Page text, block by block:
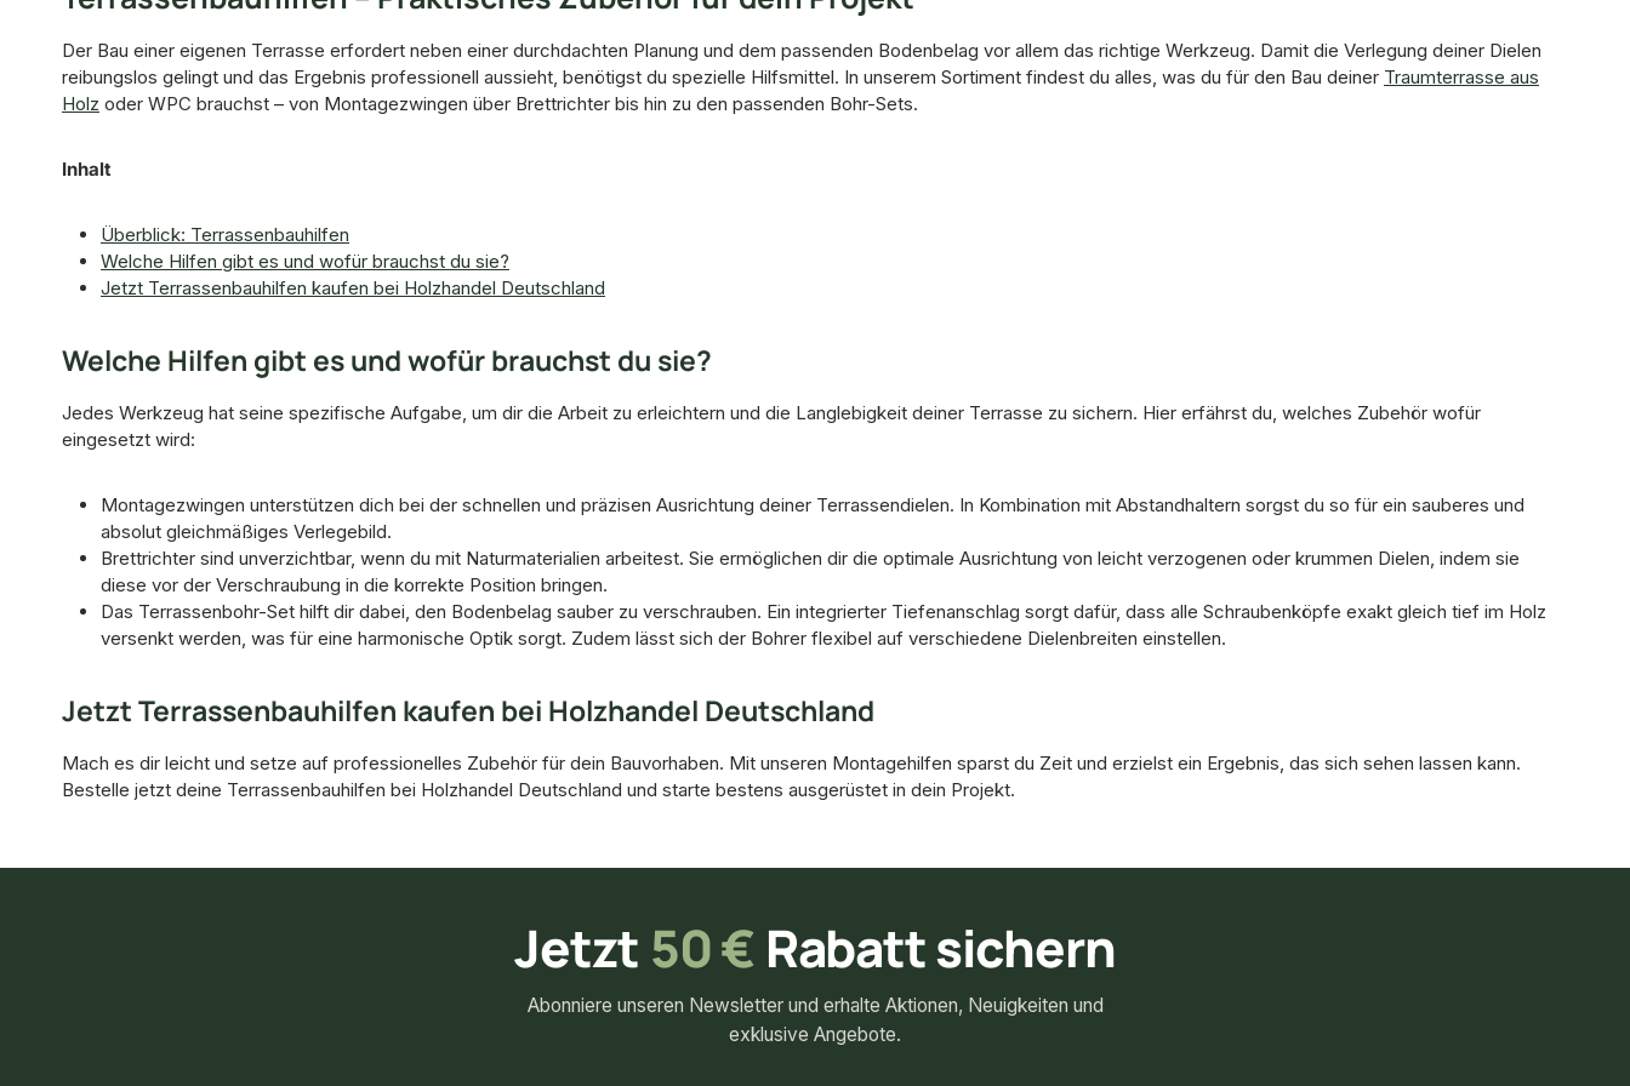
Der Bau einer eigenen Terrasse erfordert neben einer durchdachten Planung und dem passenden Bodenbelag vor allem das richtige Werkzeug. Damit die Verlegung deiner Dielen
reibungslos gelingt und das Ergebnis professionell aussieht, benötigst du spezielle Hilfsmittel. In unserem Sortiment findest du alles, was du für den Bau deiner Traumterrasse aus
Holz oder WPC brauchst – von Montagezwingen über Brettrichter bis hin zu den passenden Bohr-Sets.
Inhalt
Überblick: Terrassenbauhilfen
Welche Hilfen gibt es und wofür brauchst du sie?
Jetzt Terrassenbauhilfen kaufen bei Holzhandel Deutschland
Welche Hilfen gibt es und wofür brauchst du sie?
Jedes Werkzeug hat seine spezifische Aufgabe, um dir die Arbeit zu erleichtern und die Langlebigkeit deiner Terrasse zu sichern. Hier erfährst du, welches Zubehör wofür
eingesetzt wird:
Montagezwingen unterstützen dich bei der schnellen und präzisen Ausrichtung deiner Terrassendielen. In Kombination mit Abstandhaltern sorgst du so für ein sauberes und
absolut gleichmäßiges Verlegebild.
Brettrichter sind unverzichtbar, wenn du mit Naturmaterialien arbeitest. Sie ermöglichen dir die optimale Ausrichtung von leicht verzogenen oder krummen Dielen, indem sie
diese vor der Verschraubung in die korrekte Position bringen.
Das Terrassenbohr-Set hilft dir dabei, den Bodenbelag sauber zu verschrauben. Ein integrierter Tiefenanschlag sorgt dafür, dass alle Schraubenköpfe exakt gleich tief im Holz
versenkt werden, was für eine harmonische Optik sorgt. Zudem lässt sich der Bohrer flexibel auf verschiedene Dielenbreiten einstellen.
Jetzt Terrassenbauhilfen kaufen bei Holzhandel Deutschland
Mach es dir leicht und setze auf professionelles Zubehör für dein Bauvorhaben. Mit unseren Montagehilfen sparst du Zeit und erzielst ein Ergebnis, das sich sehen lassen kann.
Bestelle jetzt deine Terrassenbauhilfen bei Holzhandel Deutschland und starte bestens ausgerüstet in dein Projekt.
Jetzt 50 € Rabatt sichern
Abonniere unseren Newsletter und erhalte Aktionen, Neuigkeiten und
exklusive Angebote.